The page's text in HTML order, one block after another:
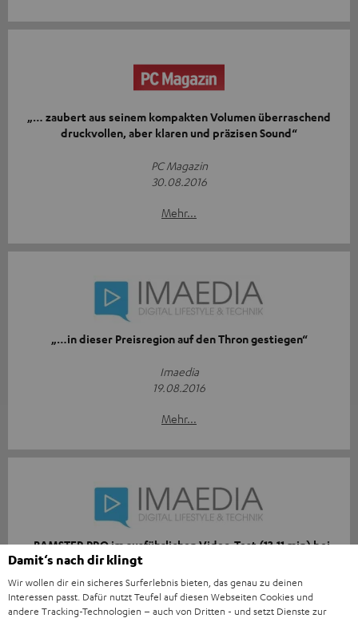
„… zaubert aus seinem kompakten Volumen überraschend
druckvollen, aber klaren und präzisen Sound“
PC Magazin
30.08.2016
Mehr...
„…in dieser Preisregion auf den Thron gestiegen“
Imaedia
19.08.2016
Mehr...
„BAMSTER PRO im ausführlichen Video-Test (13:11 min) bei
Imaedia
17.08.2016
Damit‘s nach dir klingt
Wir wollen dir ein sicheres Surferlebnis bieten, das genau zu deinen
Interessen passt. Dafür nutzt Teufel auf diesen Webseiten Cookies und
andere Tracking-Technologien – auch von Dritten - und setzt Dienste zur